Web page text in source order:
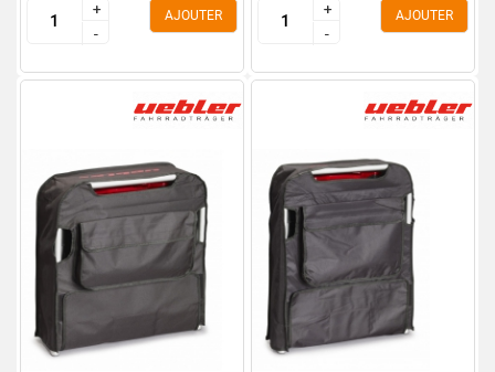
+
-
+
-
AJOUTER
+
-
+
-
AJOUTER